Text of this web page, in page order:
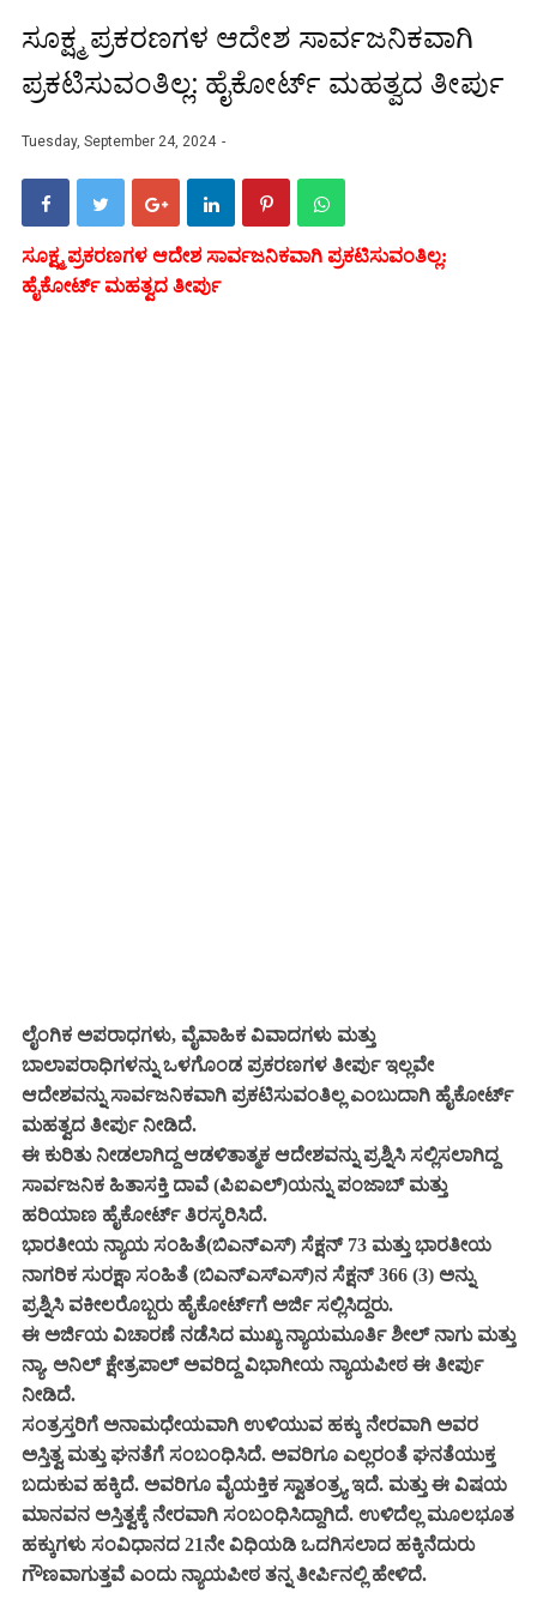
ಸೂಕ್ಷ್ಮ ಪ್ರಕರಣಗಳ ಆದೇಶ ಸಾರ್ವಜನಿಕವಾಗಿ
ಪ್ರಕಟಿಸುವಂತಿಲ್ಲ: ಹೈಕೋರ್ಟ್‌ ಮಹತ್ವದ ತೀರ್ಪು
Tuesday, September 24, 2024
ಸೂಕ್ಷ್ಮ ಪ್ರಕರಣಗಳ ಆದೇಶ ಸಾರ್ವಜನಿಕವಾಗಿ ಪ್ರಕಟಿಸುವಂತಿಲ್ಲ:
ಹೈಕೋರ್ಟ್‌ ಮಹತ್ವದ ತೀರ್ಪು
ಲೈಂಗಿಕ ಅಪರಾಧಗಳು, ವೈವಾಹಿಕ ವಿವಾದಗಳು ಮತ್ತು
ಬಾಲಾಪರಾಧಿಗಳನ್ನು ಒಳಗೊಂಡ ಪ್ರಕರಣಗಳ ತೀರ್ಪು ಇಲ್ಲವೇ
ಆದೇಶವನ್ನು ಸಾರ್ವಜನಿಕವಾಗಿ ಪ್ರಕಟಿಸುವಂತಿಲ್ಲ ಎಂಬುದಾಗಿ ಹೈಕೋರ್ಟ್‌
ಮಹತ್ವದ ತೀರ್ಪು ನೀಡಿದೆ.
ಈ ಕುರಿತು ನೀಡಲಾಗಿದ್ದ ಆಡಳಿತಾತ್ಮಕ ಆದೇಶವನ್ನು ಪ್ರಶ್ನಿಸಿ ಸಲ್ಲಿಸಲಾಗಿದ್ದ
ಸಾರ್ವಜನಿಕ ಹಿತಾಸಕ್ತಿ ದಾವೆ (ಪಿಐಎಲ್)ಯನ್ನು ಪಂಜಾಬ್ ಮತ್ತು
ಹರಿಯಾಣ ಹೈಕೋರ್ಟ್‌ ತಿರಸ್ಕರಿಸಿದೆ.
ಭಾರತೀಯ ನ್ಯಾಯ ಸಂಹಿತೆ(ಬಿಎನ್‌ಎಸ್‌) ಸೆಕ್ಷನ್ 73 ಮತ್ತು ಭಾರತೀಯ
ನಾಗರಿಕ ಸುರಕ್ಷಾ ಸಂಹಿತೆ (ಬಿಎನ್‌ಎಸ್‌ಎಸ್‌)ನ ಸೆಕ್ಷನ್ 366 (3) ಅನ್ನು
ಪ್ರಶ್ನಿಸಿ ವಕೀಲರೊಬ್ಬರು ಹೈಕೋರ್ಟ್‌ಗೆ ಅರ್ಜಿ ಸಲ್ಲಿಸಿದ್ದರು.
ಈ ಅರ್ಜಿಯ ವಿಚಾರಣೆ ನಡೆಸಿದ ಮುಖ್ಯ ನ್ಯಾಯಮೂರ್ತಿ ಶೀಲ್ ನಾಗು ಮತ್ತು
ನ್ಯಾ. ಅನಿಲ್ ಕ್ಷೇತ್ರಪಾಲ್ ಅವರಿದ್ದ ವಿಭಾಗೀಯ ನ್ಯಾಯಪೀಠ ಈ ತೀರ್ಪು
ನೀಡಿದೆ.
ಸಂತ್ರಸ್ತರಿಗೆ ಅನಾಮಧೇಯವಾಗಿ ಉಳಿಯುವ ಹಕ್ಕು ನೇರವಾಗಿ ಅವರ
ಅಸ್ತಿತ್ವ ಮತ್ತು ಘನತೆಗೆ ಸಂಬಂಧಿಸಿದೆ. ಅವರಿಗೂ ಎಲ್ಲರಂತೆ ಘನತೆಯುಕ್ತ
ಬದುಕುವ ಹಕ್ಕಿದೆ. ಅವರಿಗೂ ವೈಯಕ್ತಿಕ ಸ್ವಾತಂತ್ರ್ಯ ಇದೆ. ಮತ್ತು ಈ ವಿಷಯ
ಮಾನವನ ಅಸ್ತಿತ್ವಕ್ಕೆ ನೇರವಾಗಿ ಸಂಬಂಧಿಸಿದ್ದಾಗಿದೆ. ಉಳಿದೆಲ್ಲ ಮೂಲಭೂತ
ಹಕ್ಕುಗಳು ಸಂವಿಧಾನದ 21ನೇ ವಿಧಿಯಡಿ ಒದಗಿಸಲಾದ ಹಕ್ಕಿನೆದುರು
ಗೌಣವಾಗುತ್ತವೆ ಎಂದು ನ್ಯಾಯಪೀಠ ತನ್ನ ತೀರ್ಪಿನಲ್ಲಿ ಹೇಳಿದೆ.